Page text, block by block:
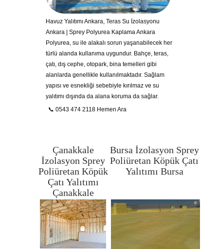
Havuz Yalıtımı Ankara, Teras Su İzolasyonu
Ankara | Sprey Polyurea Kaplama Ankara
Polyurea, su ile alakalı sorun yaşanabilecek her
türlü alanda kullanıma uygundur. Bahçe, teras,
çatı, dış cephe, otopark, bina temelleri gibi
alanlarda genellikle kullanılmaktadır. Sağlam
yapısı ve esnekliği sebebiyle kırılmaz ve su
yalıtımı dışında da alana koruma da sağlar.
📞 0543 474 2118 Hemen Ara
Çanakkale
İzolasyon Sprey
Poliüretan Köpük
Çatı Yalıtımı
Çanakkale
Bursa İzolasyon Sprey
Poliüretan Köpük Çatı
Yalıtımı Bursa